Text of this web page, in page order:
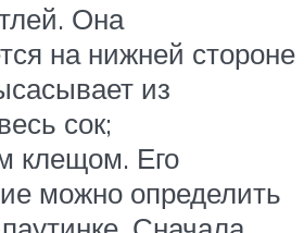
Она
на нижней стороне
из
сок;
клещом. Его
можно определить